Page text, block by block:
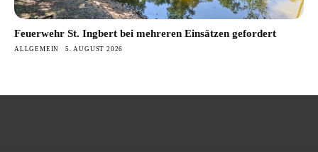
Feuerwehr St. Ingbert bei mehreren Einsätzen gefordert
ALLGEMEIN 5. AUGUST 2026